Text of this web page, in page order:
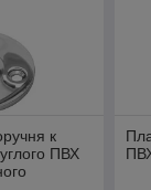
к
ПВХ